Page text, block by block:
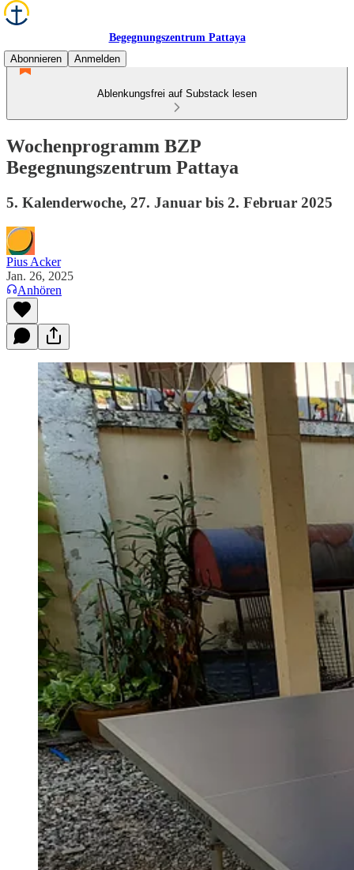
Begegnungszentrum Pattaya
Abonnieren
Anmelden
Ablenkungsfrei auf Substack lesen
Wochenprogramm BZP
Begegnungszentrum Pattaya
5. Kalenderwoche, 27. Januar bis 2. Februar 2025
Pius Acker
Jan. 26, 2025
Anhören